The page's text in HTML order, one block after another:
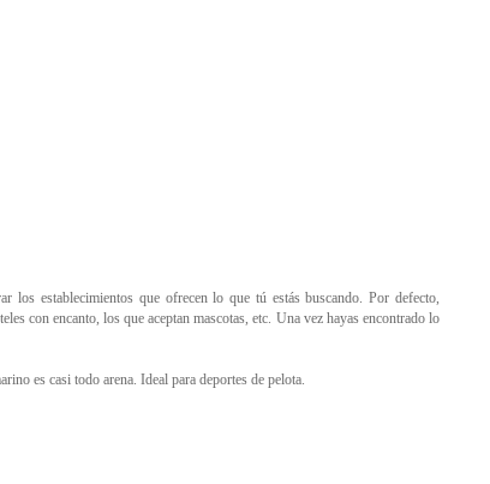
los establecimientos que ofrecen lo que tú estás buscando. Por defecto,
con encanto, los que aceptan mascotas, etc. Una vez hayas encontrado lo
es casi todo arena. Ideal para deportes de pelota.